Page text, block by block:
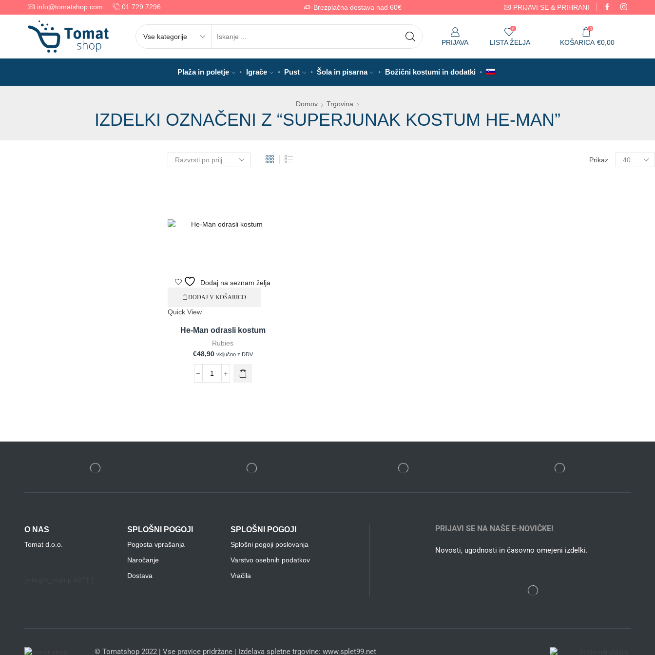
info@tomatshop.com 01 729 7296 Brezplačna dostava nad 60€ Garancija 14 dni
PRIJAVI SE & PRIHRANI
PRIJAVA
0
LISTA ŽELJA
0
KOŠARICA €0,00
Plaža in poletje Igrače Pust Šola in pisarna Božični kostumi in dodatki
Domov Trgovina
IZDELKI OZNAČENI Z “SUPERJUNAK KOSTUM HE-MAN”
Prikaz
Dodaj na seznam želja
DODAJ V KOŠARICO
Quick View
He-Man odrasli kostum
Rubies
€48,90 vključno z DDV
O NAS
Tomat d.o.o.
SPLOŠNI POGOJI
Pogosta vprašanja
Naročanje
Dostava
SPLOŠNI POGOJI
Splošni pogoji poslovanja
Varstvo osebnih podatkov
Vračila
PRIJAVI SE NA NAŠE E-NOVIČKE!
Novosti, ugodnosti in časovno omejeni izdelki.
© Tomatshop 2022 | Vse pravice pridržane | Izdelava spletne trgovine: www.splet99.net